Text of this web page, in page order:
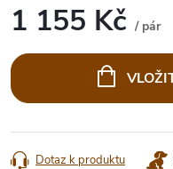
1 155 Kč / pár
cena:
Dotaz k produktu